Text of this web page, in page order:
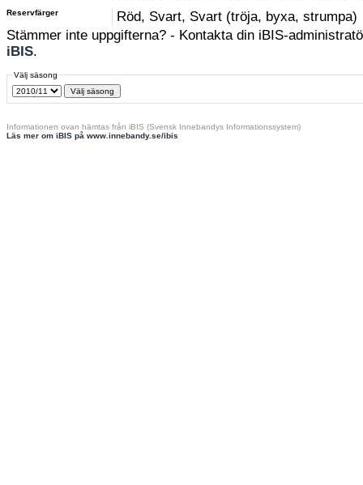
Reservfärger
Röd, Svart, Svart (tröja, byxa, strumpa)
Stämmer inte uppgifterna? - Kontakta din iBIS-
iBIS.
Välj säsong
Informationen ovan hämtas från iBIS (Svensk Innebandys Informationssystem)
Läs mer om iBIS på www.innebandy.se/ibis